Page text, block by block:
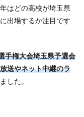
はどの高校が埼玉県
出場するか注目です
手権大会埼玉県予選会
送やネット中継のラ
した。